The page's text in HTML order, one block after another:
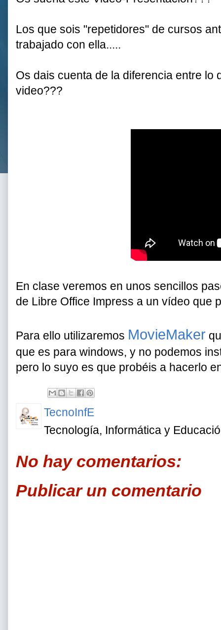
Los que sois "repetidores" de cursos
trabajado con ella.....
Os dais cuenta de la diferencia entre lo
video???
En clase veremos en unos sencillos
de Libre Office Impress a un vídeo que
Para ello utilizaremos MovieMaker
que es para windows, y no podemos
pero lo suyo es que probéis a hacerlo
TecnoInfE
Tecnología, Informática y
No hay comentarios:
Publicar un comentario